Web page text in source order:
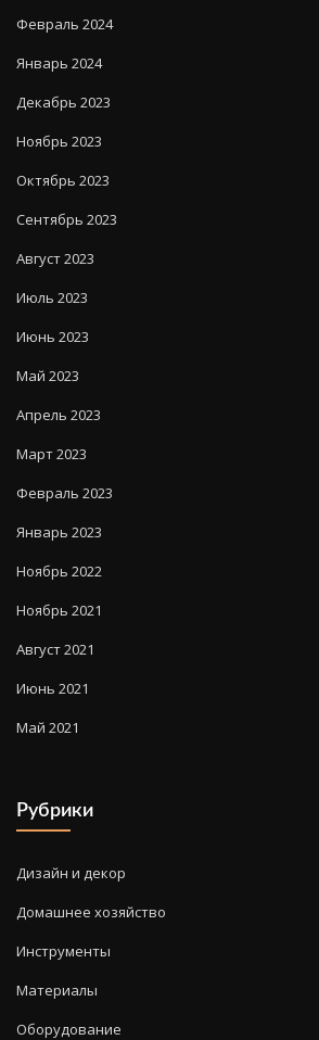
Февраль 2024
Январь 2024
Декабрь 2023
Ноябрь 2023
Октябрь 2023
Сентябрь 2023
Август 2023
Июль 2023
Июнь 2023
Май 2023
Апрель 2023
Март 2023
Февраль 2023
Январь 2023
Ноябрь 2022
Ноябрь 2021
Август 2021
Июнь 2021
Май 2021
Рубрики
Дизайн и декор
Домашнее хозяйство
Инструменты
Материалы
Оборудование